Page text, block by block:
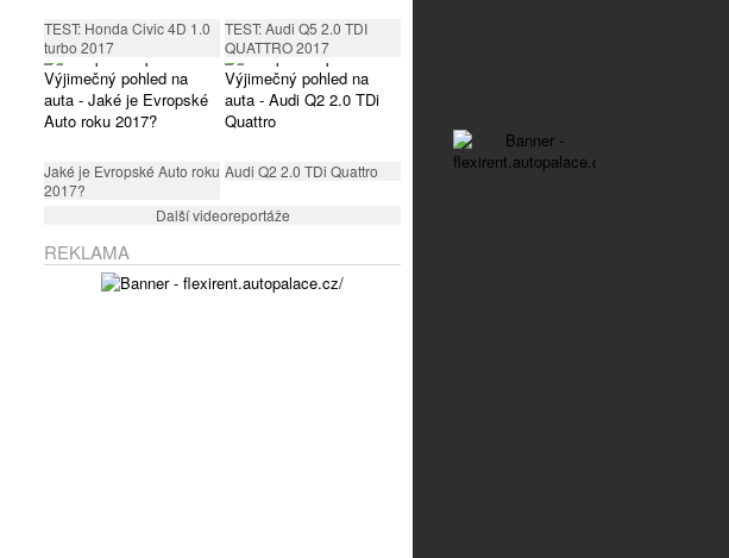
TEST: Honda Civic 4D 1.0
turbo 2017
TEST: Audi Q5 2.0 TDI
QUATTRO 2017
Jaké je Evropské Auto roku
2017?
Audi Q2 2.0 TDi Quattro
Další videoreportáže
REKLAMA